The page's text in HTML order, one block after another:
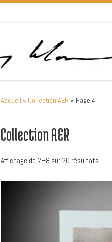
Accueil » Collection AER » Page 4
Collection AER
Affichage de 7–8 sur 20 résultats